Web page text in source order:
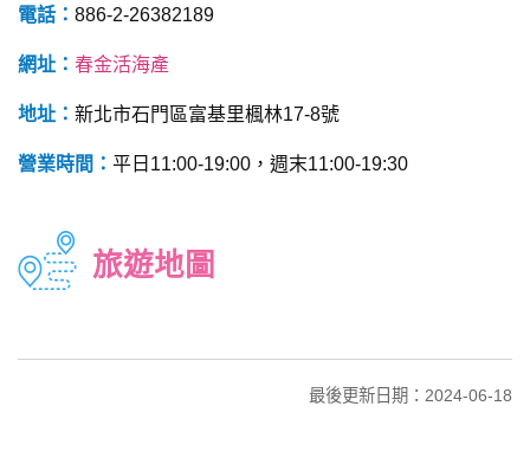
電話： 886-2-26382189
網址： 春金活海產
地址： 新北市石門區富基里楓林17-8號
營業時間： 平日11:00-19:00，週末11:00-19:30
旅遊地圖
最後更新日期：2024-06-18